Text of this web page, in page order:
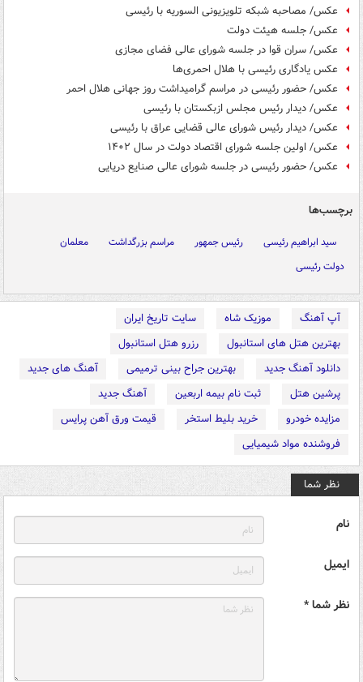
عکس/ مصاحبه شبکه تلویزیونی السوریه با رئیسی
عکس/ جلسه هیئت دولت
عکس/ سران قوا در جلسه شورای عالی فضای مجازی
عکس یادگاری رئیسی با هلال احمری‌ها
عکس/ حضور رئیسی در مراسم گرامیداشت روز جهانی هلال احمر
عکس/ دیدار رئیس مجلس ازبکستان با رئیسی
عکس/ دیدار رئیس شورای عالی قضایی عراق با رئیسی
عکس/ اولین جلسه شورای اقتصاد دولت در سال ۱۴۰۲
عکس/ حضور رئیسی در جلسه شورای عالی صنایع دریایی
برچسب‌ها
سید ابراهیم رئیسی رئیس جمهور مراسم بزرگداشت
معلمان
دولت رئیسی
آپ آهنگ موزیک شاه
سایت تاریخ ایران
بهترین هتل های استانبول
رزرو هتل استانبول
دانلود آهنگ جدید
بهترین جراح بینی ترمیمی
آهنگ های جدید
پرشین هتل
ثبت نام بیمه اربعین
آهنگ جدید
مزایده خودرو
خرید بلیط استخر
قیمت ورق آهن پرایس
فروشنده مواد شیمیایی
نظر شما
نام
ایمیل
نظر شما *